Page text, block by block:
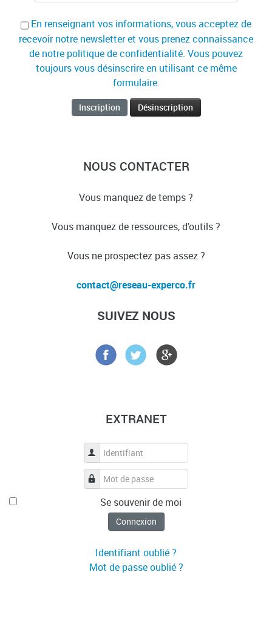
En renseignant vos informations, vous acceptez de
recevoir notre newsletter et vous prenez connaissance
de notre politique de confidentialité. Vous pouvez
toujours vous désinscrire en utilisant ce même
formulaire.
NOUS CONTACTER
Vous manquez de temps ?
Vous manquez de ressources, d'outils ?
Vous ne prospectez pas assez ?
SUIVEZ NOUS
EXTRANET
Identifiant
Mot de passe
Se souvenir de moi
Connexion
Identifiant oublié ?
Mot de passe oublié ?